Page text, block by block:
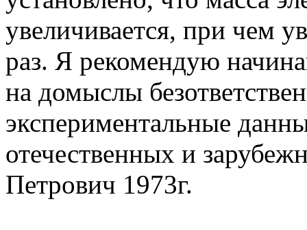
увеличивается, при чем
раз. Я рекомендую
на домыслы
экспериментальные
отечественных и
Петрович 1973г.